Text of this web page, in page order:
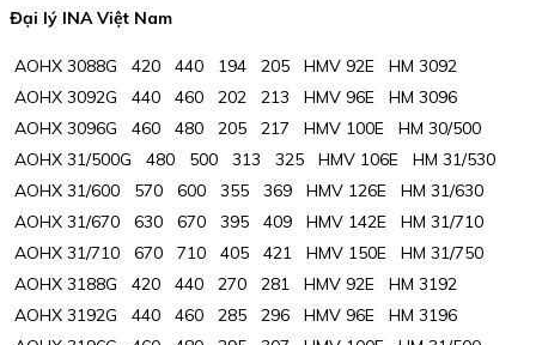
Đại lý INA Việt Nam
AOHX 3088G 420 440 194 205 HMV 92E HM 3092
AOHX 3092G 440 460 202 213 HMV 96E HM 3096
AOHX 3096G 460 480 205 217 HMV 100E HM 30/500
AOHX 31/500G 480 500 313 325 HMV 106E HM 31/530
AOHX 31/600 570 600 355 369 HMV 126E HM 31/630
AOHX 31/670 630 670 395 409 HMV 142E HM 31/710
AOHX 31/710 670 710 405 421 HMV 150E HM 31/750
AOHX 3188G 420 440 270 281 HMV 92E HM 3192
AOHX 3192G 440 460 285 296 HMV 96E HM 3196